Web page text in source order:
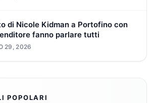
di Nicole Kidman a Portofino con
fanno parlare tutti
29, 2026
POPOLARI